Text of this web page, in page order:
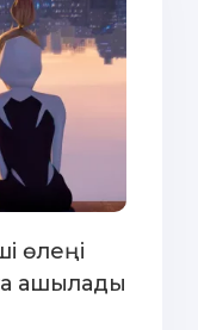
өлеңі
ашылады